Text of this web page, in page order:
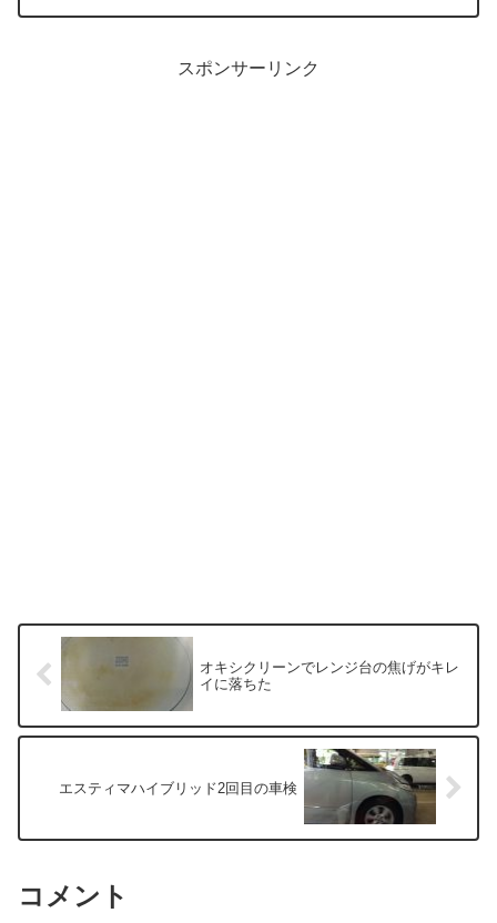
スポンサーリンク
オキシクリーンでレンジ台の焦げがキレ
イに落ちた
エスティマハイブリッド2回目の車検
コメント